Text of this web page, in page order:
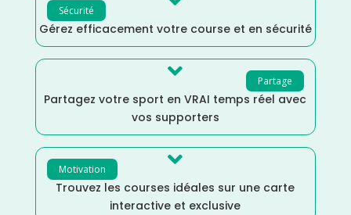
Sécurité
Gérez efficacement votre course et en sécurité
Partage

Partagez votre sport en VRAI temps réel avec
vos supporters
Motivation 
Trouvez les courses idéales sur une carte
interactive et exclusive